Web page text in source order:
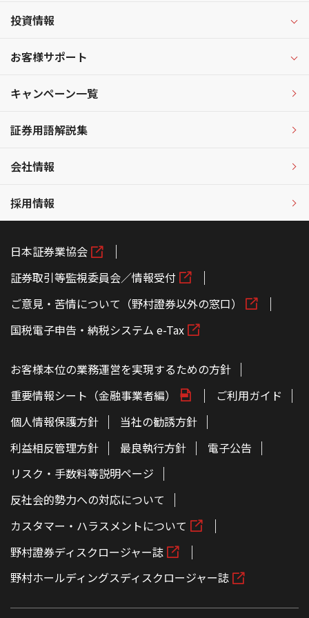
投資情報
お客様サポート
キャンペーン一覧
証券用語解説集
会社情報
採用情報
日本証券業協会
証券取引等監視委員会／情報受付
ご意見・苦情について（野村證券以外の窓口）
国税電子申告・納税システム e-Tax
お客様本位の業務運営を実現するための方針
重要情報シート（金融事業者編）
ご利用ガイド
個人情報保護方針
当社の勧誘方針
利益相反管理方針
最良執行方針
電子公告
リスク・手数料等説明ページ
反社会的勢力への対応について
カスタマー・ハラスメントについて
野村證券ディスクロージャー誌
野村ホールディングスディスクロージャー誌